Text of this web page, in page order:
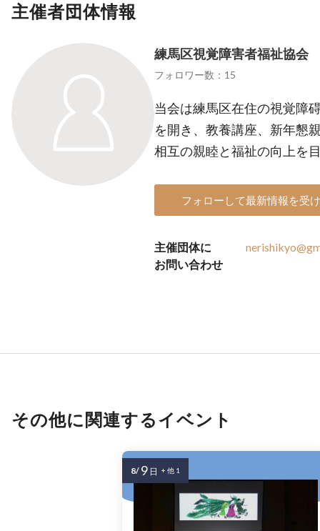
主催者団体情報
練馬区視覚障害者福祉協会
フォロワー数：15
当会は練馬区在住の視覚障
を開き、教養講座、新年懇
相互の親睦と福祉の向上を
フォローして最新情報を受
主催団体に
お問い合わせ
その他に関連するイベント
8/ 9 日 + 他 1